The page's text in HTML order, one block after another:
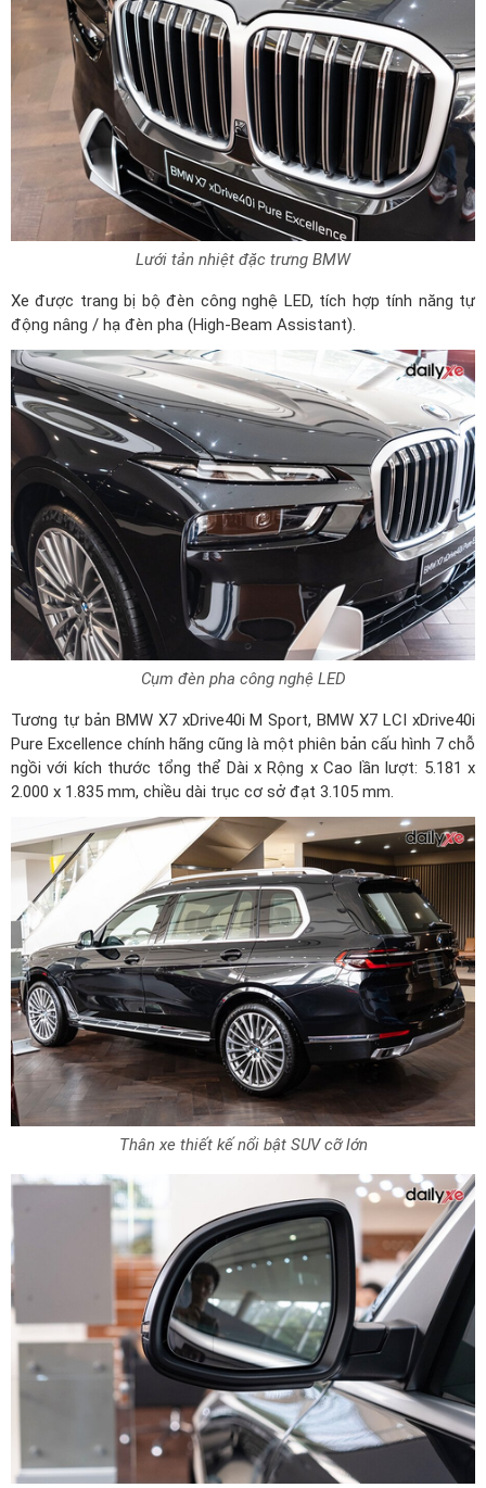
Lưới tản nhiệt đặc trưng BMW
Xe được trang bị bộ đèn công nghệ LED, tích hợp tính năng tự
động nâng / hạ đèn pha (High-Beam Assistant).
Cụm đèn pha công nghệ LED
Tương tự bản BMW X7 xDrive40i M Sport, BMW X7 LCI xDrive40i
Pure Excellence chính hãng cũng là một phiên bản cấu hình 7 chỗ
ngồi với kích thước tổng thể Dài x Rộng x Cao lần lượt: 5.181 x
2.000 x 1.835 mm, chiều dài trục cơ sở đạt 3.105 mm.
Thân xe thiết kế nổi bật SUV cỡ lớn